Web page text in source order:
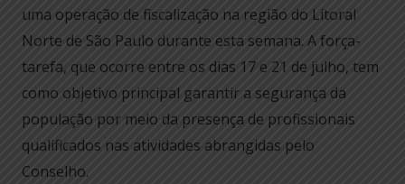
uma operação de fiscalização na região do Litoral
Norte de São Paulo durante esta semana. A força-
tarefa, que ocorre entre os dias 17 e 21 de julho, tem
como objetivo principal garantir a segurança da
população por meio da presença de profissionais
qualificados nas atividades abrangidas pelo
Conselho.